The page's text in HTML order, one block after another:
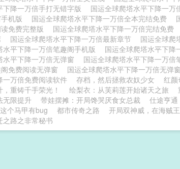
下降一万倍手打无错字版 国运全球爬塔水平下降一万
机版
国运全球爬塔水平下降一万倍全本完结免费
免费完整版
国运全球爬塔水平下降一万倍完结免费
国运全球爬塔水平下降一万倍最新章节 国运全球爬
水平下降一万倍笔趣阁手机版 国运全球爬塔水平下降
水平下降一万倍无弹窗 国运全球爬塔水平下降一万倍
免费阅读无弹窗
国运全球爬塔水平下降一万倍无弹
万倍免费阅读软件 存档，然后拯救农奴少女 红颜
，重铸千手荣光！ 绘梨衣：从芙莉莲开始诸天之旅
无限提升 带娃摆摊：开局馋哭厌食女总裁 仕途亨通
个马甲有bug 都市传奇之路 开局双神威，在海贼
之路之非常秘书